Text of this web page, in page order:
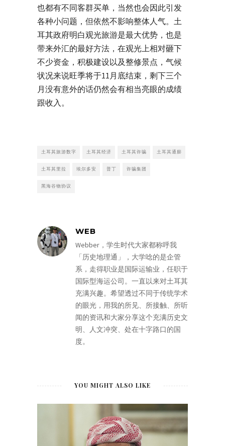
也都有不同客群买单，当然也会因此引发
各种小问题，但依然不影响整体人气。土
耳其政府明白观光旅游是最大优势，也是
带来外汇的最好方法，在观光上相对砸下
不少资金，积极建设以及整修景点，气候
状况来说旺季将于11月底结束，剩下三个
月没有意外的话仍然会有相当亮眼的成绩
跟收入。
土耳其旅游数字 土耳其经济 土耳其诈骗 土耳其通膨
土耳其里拉 埃尔多安 普丁 诈骗集团
黑海谷物协议
WEB
Webber，学生时代大家都称呼我
「历史地理通」，大学唸的是企管
系，走得职业是国际运输业，任职于
国际型海运公司。一直以来对土耳其
充满兴趣。希望透过不同于传统学术
的眼光，用我的所见、所接触、所听
闻的资讯和大家分享这个充满历史文
明、人文冲突、处在十字路口的国
度。
YOU MIGHT ALSO LIKE